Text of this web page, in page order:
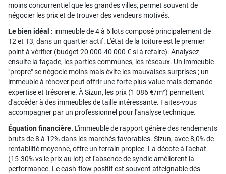
moins concurrentiel que les grandes villes, permet souvent de
négocier les prix et de trouver des vendeurs motivés.
Le bien idéal : immeuble de 4 à 6 lots composé principalement de
T2 et T3, dans un quartier actif. L'état de la toiture est le premier
point à vérifier (budget 20 000-40 000 € si à refaire). Analysez
ensuite la façade, les parties communes, les réseaux. Un immeuble
"propre" se négocie moins mais évite les mauvaises surprises ; un
immeuble à rénover peut offrir une forte plus-value mais demande
expertise et trésorerie. À Sizun, les prix (1 086 €/m²) permettent
d'accéder à des immeubles de taille intéressante. Faites-vous
accompagner par un professionnel pour l'analyse technique.
Équation financière. L'immeuble de rapport génère des rendements
bruts de 8 à 12% dans les marchés favorables. Sizun, avec 8,0% de
rentabilité moyenne, offre un terrain propice. La décote à l'achat
(15-30% vs le prix au lot) et l'absence de syndic améliorent la
performance. Le cash-flow positif est souvent atteignable dès